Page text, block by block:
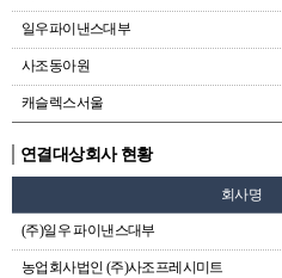
일우파이낸스대부
사조동아원
캐슬렉스서울
연결대상회사 현황
회사명
(주)일우 파이낸스대부
농업회사법인 (주)사조프레시미트